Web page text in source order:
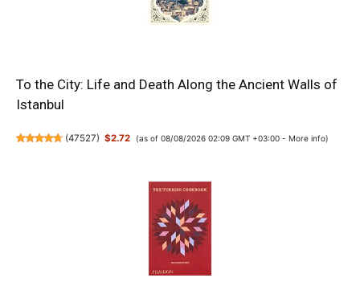
To the City: Life and Death Along the Ancient Walls of
Istanbul
(47527) $2.72 (as of 08/08/2026 02:09 GMT +03:00 - More info)